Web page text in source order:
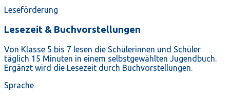
Leseförderung
Lesezeit & Buchvorstellungen
Von Klasse 5 bis 7 lesen die Schülerinnen und Schüler
täglich 15 Minuten in einem selbstgewählten Jugendbuch.
Ergänzt wird die Lesezeit durch Buchvorstellungen.
Sprache